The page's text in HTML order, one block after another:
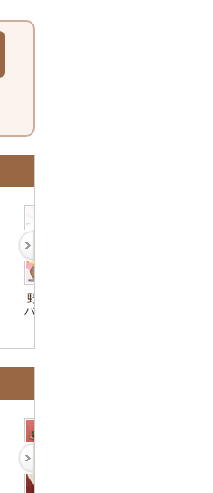
野菜たっぷり焼肉ビビン
バチャーハン～簡単3step